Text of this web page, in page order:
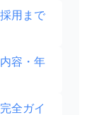
用まで
容・年
全ガイ